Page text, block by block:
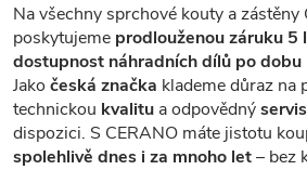
Na všechny sprchové kouty a zástěny
poskytujeme prodlouženou záruku 5
dostupnost náhradních dílů po
Jako česká značka klademe důraz na
technickou kvalitu a odpovědnýservis
dispozici. S CERANO máte jistotu
spolehlivě dnes i za mnoho let– bez